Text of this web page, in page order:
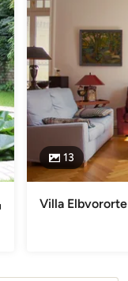
13
Villa Elbvororte